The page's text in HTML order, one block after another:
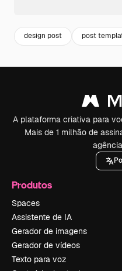
design post post
A plataforma criativa para
Mais de 1 milhão de
Produtos
Spaces
Assistente de IA
Gerador de imagens
Gerador de vídeos
Texto para voz